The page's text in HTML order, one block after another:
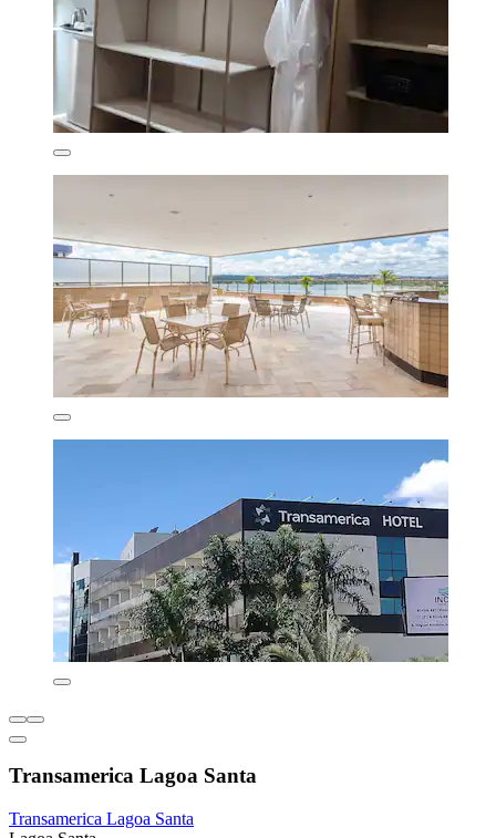
Transamerica Lagoa Santa
Transamerica Lagoa Santa